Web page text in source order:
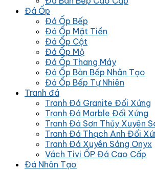
Đá Ốp
Đá Ốp Bếp
Đá Ốp Mặt Tiền
Đá Ốp Cột
Đá Ốp Mộ
Đá Ốp Thang Máy
Đá Ốp Bàn Bếp Nhân Tạo
Đá Ốp Bếp Tự Nhiên
Tranh đá
Tranh Đá Granite Đối Xứng
Tranh Đá Marble Đối Xứng
Tranh Đá Sơn Thủy Xuyên
Tranh Đá Thạch Anh Đối
Tranh Đá Xuyên Sáng Onyx
Vách Tivi ỐP Đá Cao Cấp
Đá Nhân Tạo